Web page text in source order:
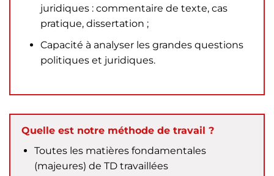
juridiques : commentaire de texte, cas
pratique, dissertation ;
Capacité à analyser les grandes questions
politiques et juridiques.
Quelle est notre méthode de travail ?
Toutes les matières fondamentales
(majeures) de TD travaillées